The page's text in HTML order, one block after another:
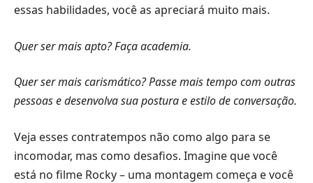
essas habilidades, você as apreciará muito mais.
Quer ser mais apto? Faça academia.
Quer ser mais carismático? Passe mais tempo com outras
pessoas e desenvolva sua postura e estilo de conversação.
Veja esses contratempos não como algo para se
incomodar, mas como desafios. Imagine que você
está no filme Rocky – uma montagem começa e você